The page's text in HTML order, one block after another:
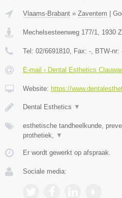
Vlaams-Brabant » Zaventem
Mechelsesteenweg 177/1, 1930
Tel: 02/6691810, Fax: -, BTW-nr:
E-mail › Dental Esthetics
Website: https://
Dental Esthetics ▼
esthetische tandheelkunde,
prothetiek, ▼
Er wordt gewerkt op afspraak.
Sociale media: